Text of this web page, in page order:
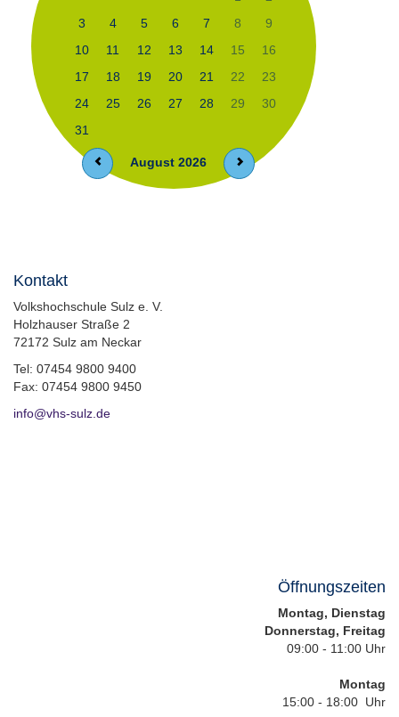
3
4 5 6 7 8
9
10
11 12 13 14 15
16
17
18 19 20 21 22
23
24
25 26 27 28 29
30
31
August 2026
Kontakt
Volkshochschule Sulz e. V.
Holzhauser Straße 2
72172 Sulz am Neckar
Tel: 07454 9800 9400
Fax: 07454 9800 9450
info@vhs-sulz.de
Öffnungszeiten
Montag, Dienstag
Donnerstag, Freitag
09:00 - 11:00 Uhr
Montag
15:00 - 18:00 Uhr